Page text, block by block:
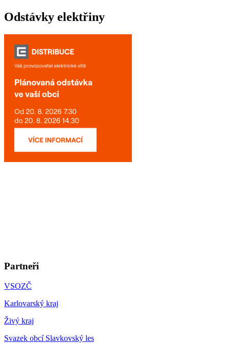
Odstávky elektřiny
Partneři
VSOZČ
Karlovarský kraj
Živý kraj
Svazek obcí Slavkovský les